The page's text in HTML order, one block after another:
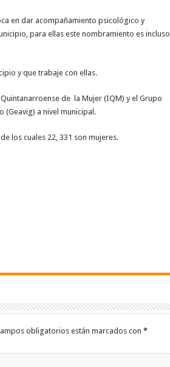
en dar acompañamiento psicológico y
para ellas este nombramiento es incluso
y que trabaje con ellas.
de la Mujer (IQM) y el Grupo
(Geavig) a nivel municipal.
los cuales 22, 331 son mujeres.
obligatorios están marcados con *